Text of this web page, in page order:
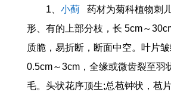
1、 小蓟 药材为菊科植物刺
形、有的上部分枝，长 5cm～
质脆，易折断，断面中空。叶片
0.5cm～3cm，全缘或微齿裂至羽
毛。头状花序顶生;总苞钟状，苞